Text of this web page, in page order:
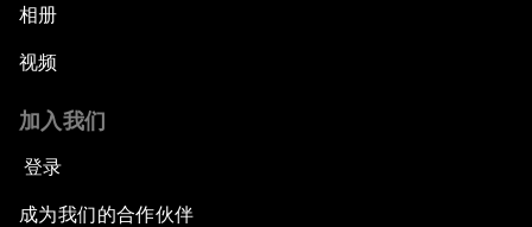
相册
视频
加入我们
登录
成为我们的合作伙伴